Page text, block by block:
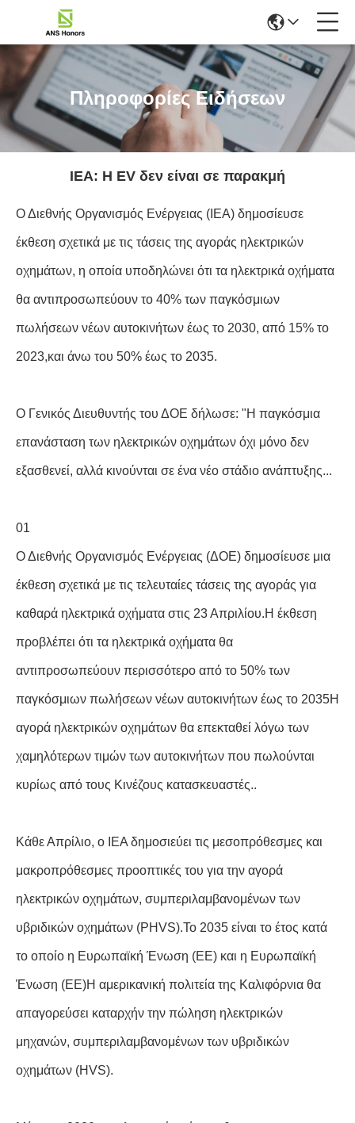
Πληροφορίες Ειδήσεων
IEA: Η EV δεν είναι σε παρακμή
Ο Διεθνής Οργανισμός Ενέργειας (IEA) δημοσίευσε
έκθεση σχετικά με τις τάσεις της αγοράς ηλεκτρικών
οχημάτων, η οποία υποδηλώνει ότι τα ηλεκτρικά οχήματα
θα αντιπροσωπεύουν το 40% των παγκόσμιων
πωλήσεων νέων αυτοκινήτων έως το 2030, από 15% το
2023,και άνω του 50% έως το 2035.
Ο Γενικός Διευθυντής του ΔΟΕ δήλωσε: "Η παγκόσμια
επανάσταση των ηλεκτρικών οχημάτων όχι μόνο δεν
εξασθενεί, αλλά κινούνται σε ένα νέο στάδιο ανάπτυξης...
01
Ο Διεθνής Οργανισμός Ενέργειας (ΔΟΕ) δημοσίευσε μια
έκθεση σχετικά με τις τελευταίες τάσεις της αγοράς για
καθαρά ηλεκτρικά οχήματα στις 23 Απριλίου.Η έκθεση
προβλέπει ότι τα ηλεκτρικά οχήματα θα
αντιπροσωπεύουν περισσότερο από το 50% των
παγκόσμιων πωλήσεων νέων αυτοκινήτων έως το 2035Η
αγορά ηλεκτρικών οχημάτων θα επεκταθεί λόγω των
χαμηλότερων τιμών των αυτοκινήτων που πωλούνται
κυρίως από τους Κινέζους κατασκευαστές..
Κάθε Απρίλιο, ο IEA δημοσιεύει τις μεσοπρόθεσμες και
μακροπρόθεσμες προοπτικές του για την αγορά
ηλεκτρικών οχημάτων, συμπεριλαμβανομένων των
υβριδικών οχημάτων (PHVS).Το 2035 είναι το έτος κατά
το οποίο η Ευρωπαϊκή Ένωση (ΕΕ) και η Ευρωπαϊκή
Ένωση (ΕΕ)Η αμερικανική πολιτεία της Καλιφόρνια θα
απαγορεύσει καταρχήν την πώληση ηλεκτρικών
μηχανών, συμπεριλαμβανομένων των υβριδικών
οχημάτων (HVS).